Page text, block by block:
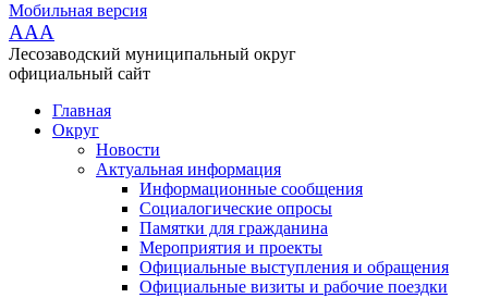
Мобильная версия
AAA
Лесозаводский муниципальный округ
официальный сайт
Главная
Округ
Новости
Актуальная информация
Информационные сообщения
Социалогические опросы
Памятки для гражданина
Мероприятия и проекты
Официальные выступления и обращения
Официальные визиты и рабочие поездки